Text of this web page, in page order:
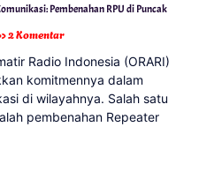
Pembenahan RPU di Puncak
2 Komentar
Radio Indonesia (ORARI)
komitmennya dalam
di wilayahnya. Salah satu
pembenahan Repeater